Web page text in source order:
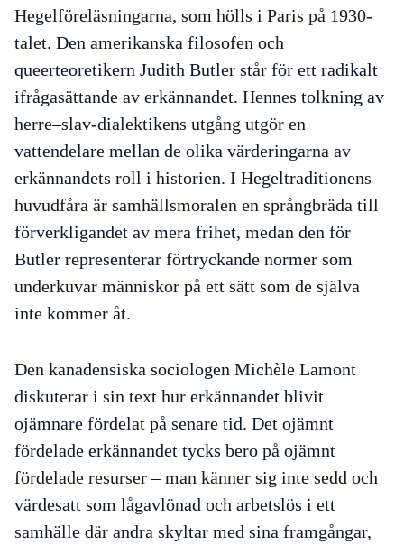
Hegelföreläsningarna, som hölls i Paris på 1930-
talet. Den amerikanska filosofen och
queerteoretikern Judith Butler står för ett radikalt
ifrågasättande av erkännandet. Hennes tolkning av
herre–slav-dialektikens utgång utgör en
vattendelare mellan de olika värderingarna av
erkännandets roll i historien. I Hegeltraditionens
huvudfåra är samhällsmoralen en språngbräda till
förverkligandet av mera frihet, medan den för
Butler representerar förtryckande normer som
underkuvar människor på ett sätt som de själva
inte kommer åt.
Den kanadensiska sociologen Michèle Lamont
diskuterar i sin text hur erkännandet blivit
ojämnare fördelat på senare tid. Det ojämnt
fördelade erkännandet tycks bero på ojämnt
fördelade resurser – man känner sig inte sedd och
värdesatt som lågavlönad och arbetslös i ett
samhälle där andra skyltar med sina framgångar,